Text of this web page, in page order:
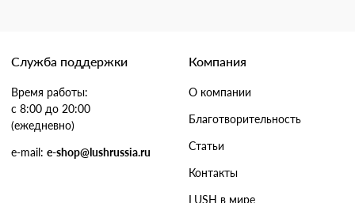
Служба поддержки
Время работы:
с 8:00 до 20:00
(ежедневно)
e-mail: e-shop@lushrussia.ru
Компания
О компании
Благотворительность
Статьи
Контакты
LUSH в мире